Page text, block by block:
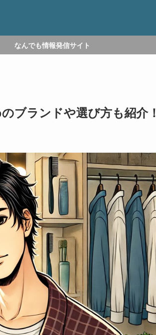
なんでも情報発信サイト
ブランドや選び方も紹介！